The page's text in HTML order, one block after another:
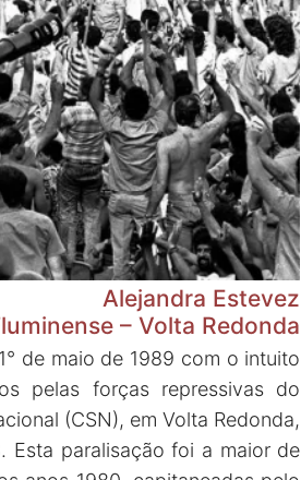
Alejandra Estevez
– Volta Redonda
de maio de 1989 com o intuito
pelas forças repressivas do
(CSN), em Volta Redonda,
Esta paralisação foi a maior de